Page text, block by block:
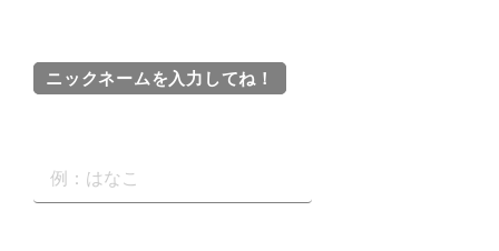
ニックネームを入力してね！